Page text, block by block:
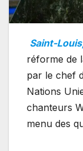
Saint-
réforme de
par le chef
Nations
chanteurs
menu des